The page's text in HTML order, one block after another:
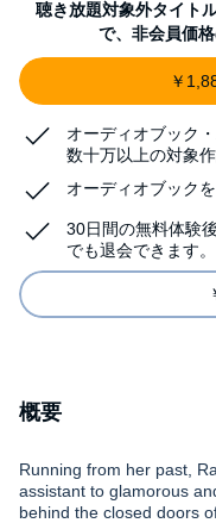
聴き放題対象外タイト
で、非会員価
￥
オーディオブック
数十万以上の対象
オーディオブック
30日間の無料体験
でも退会できます。
概要
Running from her past,
assistant to glamorous
behind the closed doors